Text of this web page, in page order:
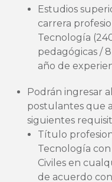
Estudios
carrera
Tecnología
pedagógicas /
año de
Podrán ingresar al
postulantes que
siguientes
Título
Tecnología
Civiles en
de acuerdo